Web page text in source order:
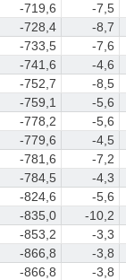
-719,6
-7,5
-728,4
-8,7
-733,5
-7,6
-741,6
-4,6
-752,7
-8,5
-759,1
-5,6
-778,2
-5,6
-779,6
-4,5
-781,6
-7,2
-784,5
-4,3
-824,6
-5,6
-835,0
-10,2
-853,2
-3,3
-866,8
-3,8
-866,8
-3,8